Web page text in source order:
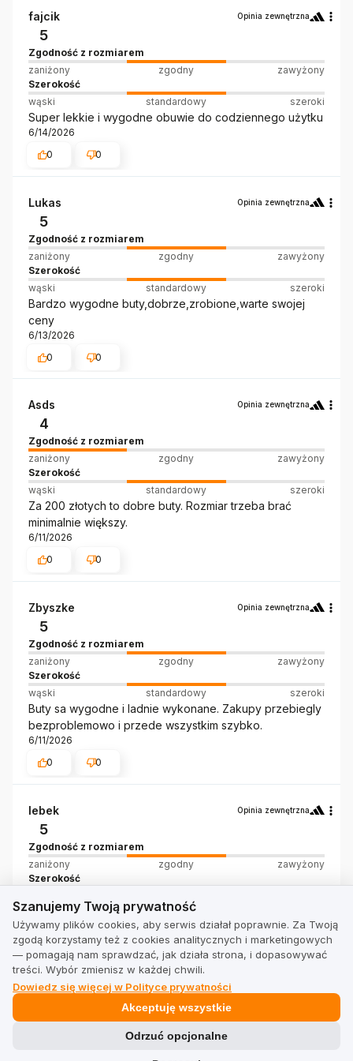
fajcik Opinia zewnętrzna
5
Zgodność z rozmiarem
zaniżony
zgodny
zawyżony
Szerokość
wąski
standardowy szeroki
Super lekkie i wygodne obuwie do codziennego użytku
6/14/2026
0
0
Lukas Opinia zewnętrzna
5
Zgodność z rozmiarem
zaniżony
zgodny
zawyżony
Szerokość
wąski
standardowy szeroki
Bardzo wygodne buty,dobrze,zrobione,warte swojej
ceny
6/13/2026
0
0
Asds Opinia zewnętrzna
4
Zgodność z rozmiarem
zaniżony
zgodny
zawyżony
Szerokość
wąski
standardowy szeroki
Za 200 złotych to dobre buty. Rozmiar trzeba brać
minimalnie większy.
6/11/2026
0
0
Zbyszke Opinia zewnętrzna
5
Zgodność z rozmiarem
zaniżony
zgodny
zawyżony
Szerokość
wąski
standardowy szeroki
Buty sa wygodne i ladnie wykonane. Zakupy przebiegly
bezproblemowo i przede wszystkim szybko.
6/11/2026
0
0
lebek Opinia zewnętrzna
5
Zgodność z rozmiarem
zaniżony
zgodny
zawyżony
Szerokość
wygoda perfekcyjna bardzo dobra robota swietne buty
6/7/2026
0
Pokaż wszystkie od najnowszych
Szanujemy Twoją prywatność
Używamy plików cookies, aby serwis działał poprawnie. Za Twoją
zgodą korzystamy też z cookies analitycznych i marketingowych
— pomagają nam sprawdzać, jak działa strona, i dopasowywać
treści. Wybór zmienisz w każdej chwili.
Dowiedz się więcej w Polityce prywatności
Odrzuć opcjonalne
Akceptuję wszystkie